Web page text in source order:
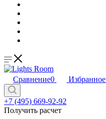
Сравнение0 Избранное
+7 (495) 669-92-92
Получить расчет